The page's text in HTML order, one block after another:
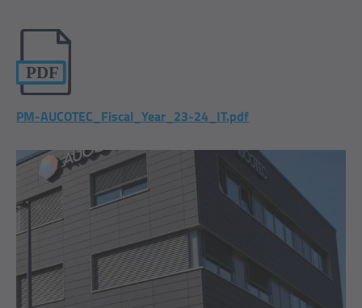
PM-AUCOTEC_Fiscal_Year_23-24_IT.pdf